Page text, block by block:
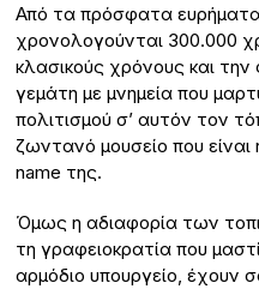
Από τα πρόσφατα
χρονολογούνται 300.000
κλασικούς χρόνους και
γεμάτη με μνημεία που
πολιτισμού σ’ αυτόν τον
ζωντανό μουσείο που
name της.
Όμως η αδιαφορία των
τη γραφειοκρατία που
αρμόδιο υπουργείο, έχουν